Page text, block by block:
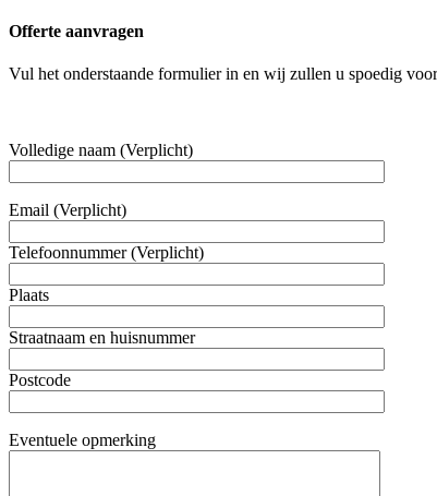
Offerte aanvragen
Vul het onderstaande formulier in en wij zullen u spoedig
Volledige naam (Verplicht)
Email (Verplicht)
Telefoonnummer (Verplicht)
Plaats
Straatnaam en huisnummer
Postcode
Eventuele opmerking